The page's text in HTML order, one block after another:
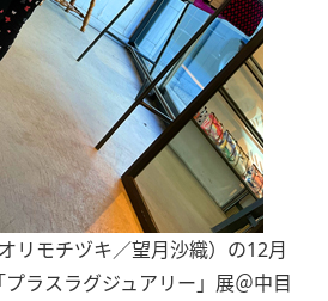
リモチヅキ／望月沙織）の12月
ラスラグジュアリー」展＠中目